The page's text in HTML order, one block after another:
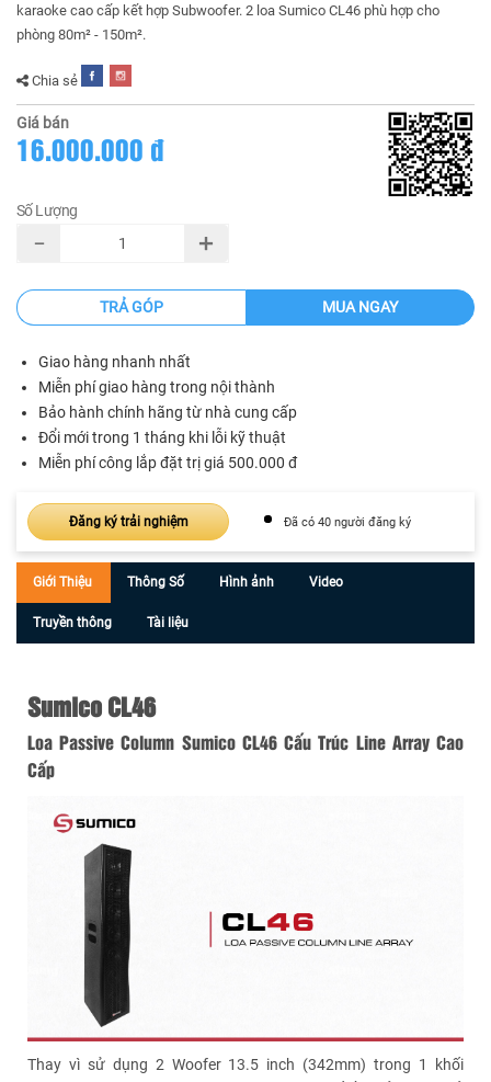
karaoke cao cấp kết hợp Subwoofer. 2 loa Sumico CL46 phù hợp cho
phòng 80m² - 150m².
Chia sẻ
Giá bán
16.000.000 đ
Số Lượng
TRẢ GÓP MUA NGAY
Giao hàng nhanh nhất
Miễn phí giao hàng trong nội thành
Bảo hành chính hãng từ nhà cung cấp
Đổi mới trong 1 tháng khi lỗi kỹ thuật
Miễn phí công lắp đặt trị giá 500.000 đ
Đăng ký trải nghiệm Đã có 40 người đăng ký
Giới Thiệu Thông Số Hình ảnh Video
Truyền thông Tài liệu
Sumico CL46
Loa Passive Column Sumico CL46 Cấu Trúc Line Array Cao
Cấp
Thay vì sử dụng 2 Woofer 13.5 inch (342mm) trong 1 khối